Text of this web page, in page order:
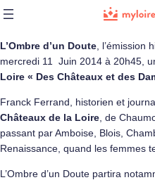
L’Ombre d’un Doute ,
mercredi 11 Juin 2014 à 20h45,
Loire « Des Châteaux et des
Franck Ferrand, historien et
Châteaux de la Loire , de
passant par Amboise, Blois,
Renaissance, quand les femmes
L’Ombre d’un Doute partira